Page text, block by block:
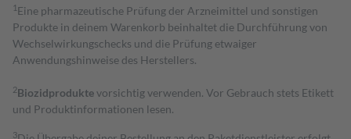
1 Eine pharmazeutische Prüfung der Arzneimittel und sonstigen
Produkte in deinem Warenkorb beinhaltet die Durchführung von
Wechselwirkungschecks und die Prüfung etwaiger
Anwendungshinweise des Herstellers.
2Biozidproduktevorsichtig verwenden. Vor Gebrauch stets Etikett
und Produktinformationen lesen.
3